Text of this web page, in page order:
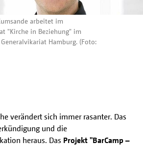
arbeitet im
"Kirche in Beziehung" im
Hamburg. (Foto:
verändert sich immer rasanter. Das
und die
heraus. Das Projekt "BarCamp –